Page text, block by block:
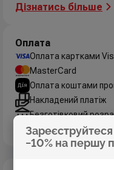
−10% на першу
Дізнатись більше
Оплата
Оплата картками
MasterCard
Оплата коштами
Накладений платіж
Безготівковий
Дізнатись більше